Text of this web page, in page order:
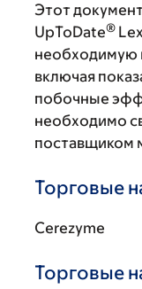
Этот
UpToDate®
необходимую
включая
побочные
необходимо
поставщиком
Торговые
Cerezyme
Торговые